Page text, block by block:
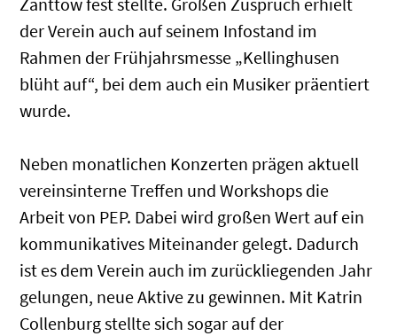
der Verein auch auf seinem Infostand im
Rahmen der Frühjahrsmesse „Kellinghusen
blüht auf“, bei dem auch ein Musiker präentiert
wurde.
Neben monatlichen Konzerten prägen aktuell
vereinsinterne Treffen und Workshops die
Arbeit von PEP. Dabei wird großen Wert auf ein
kommunikatives Miteinander gelegt. Dadurch
ist es dem Verein auch im zurückliegenden Jahr
gelungen, neue Aktive zu gewinnen. Mit Katrin
Collenburg stellte sich sogar auf der